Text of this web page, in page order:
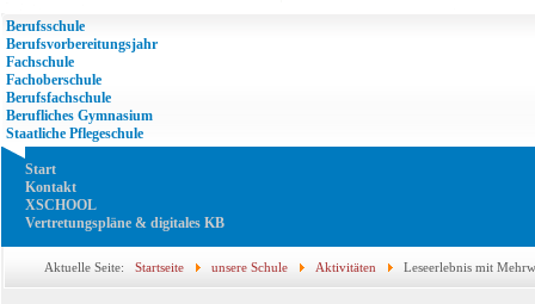
Berufsschule
Berufsvorbereitungsjahr
Fachschule
Fachoberschule
Berufsfachschule
Berufliches Gymnasium
Staatliche Pflegeschule
Start
Kontakt
XSCHOOL
Vertretungspläne & digitales KB
Aktuelle Seite: Startseite unsere Schule Aktivitäten Leseerlebnis mit